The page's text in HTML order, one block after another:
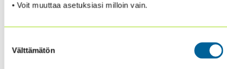
• Voit muuttaa asetuksiasi milloin vain.
valinta
Välttämätön
on the rise
CAEs are working to ensure conformance